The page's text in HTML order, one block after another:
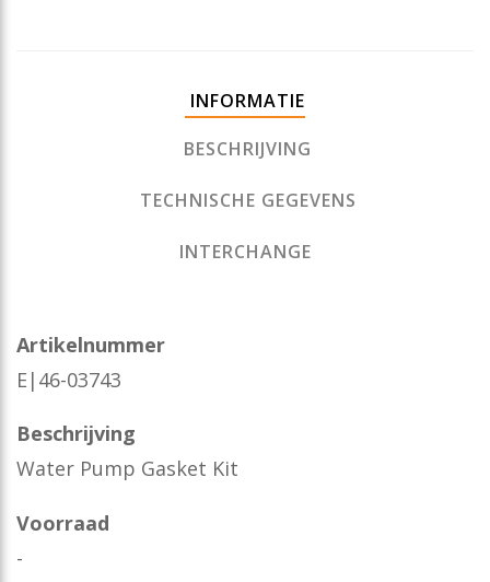
INFORMATIE
BESCHRIJVING
TECHNISCHE GEGEVENS
INTERCHANGE
Artikelnummer
E|46-03743
Beschrijving
Water Pump Gasket Kit
Voorraad
-